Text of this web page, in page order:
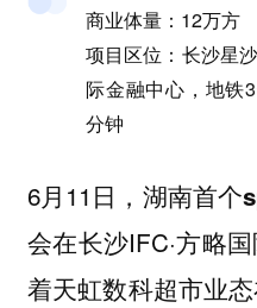
商业体量：12万方
项目区位：长沙星
际金融中心，地铁
分钟
6月11日， 湖南首个
会在长沙IFC·方略
着天虹数科超市业